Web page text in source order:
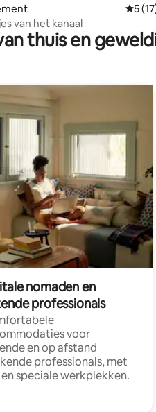
5
van het kanaal
thuis en
nomaden en
professionals
voor
en op afstand
professionals, met
speciale werkplekken.